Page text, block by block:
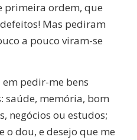
primeira ordem, que
Mas pediram
a pouco viram-se
pedir-me bens
saúde, memória, bom
negócios ou estudos;
o dou, e desejo que me